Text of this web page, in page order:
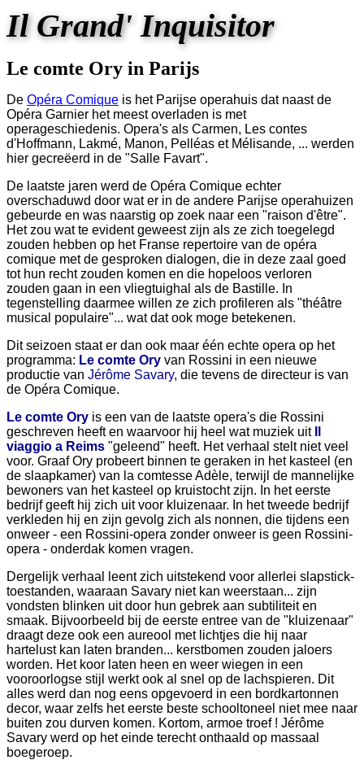
Il Grand' Inquisitor
Le comte Ory in Parijs
De Opéra Comique is het Parijse operahuis dat naast de
Opéra Garnier het meest overladen is met
operageschiedenis. Opera's als Carmen, Les contes
d'Hoffmann, Lakmé, Manon, Pelléas et Mélisande, ... werden
hier gecreëerd in de "Salle Favart".
De laatste jaren werd de Opéra Comique echter
overschaduwd door wat er in de andere Parijse operahuizen
gebeurde en was naarstig op zoek naar een "raison d'être".
Het zou wat te evident geweest zijn als ze zich toegelegd
zouden hebben op het Franse repertoire van de opéra
comique met de gesproken dialogen, die in deze zaal goed
tot hun recht zouden komen en die hopeloos verloren
zouden gaan in een vliegtuighal als de Bastille. In
tegenstelling daarmee willen ze zich profileren als "théâtre
musical populaire"... wat dat ook moge betekenen.
Dit seizoen staat er dan ook maar één echte opera op het
programma: Le comte Ory van Rossini in een nieuwe
productie van Jérôme Savary, die tevens de directeur is van
de Opéra Comique.
Le comte Ory is een van de laatste opera's die Rossini
geschreven heeft en waarvoor hij heel wat muziek uit
viaggio a Reims "geleend" heeft. Het verhaal stelt niet veel
voor. Graaf Ory probeert binnen te geraken in het kasteel (en
de slaapkamer) van la comtesse Adèle, terwijl de mannelijke
bewoners van het kasteel op kruistocht zijn. In het eerste
bedrijf geeft hij zich uit voor kluizenaar. In het tweede bedrijf
verkleden hij en zijn gevolg zich als nonnen, die tijdens een
onweer - een Rossini-opera zonder onweer is geen Rossini-
opera - onderdak komen vragen.
Dergelijk verhaal leent zich uitstekend voor allerlei slapstick-
toestanden, waaraan Savary niet kan weerstaan... zijn
vondsten blinken uit door hun gebrek aan subtiliteit en
smaak. Bijvoorbeeld bij de eerste entree van de "kluizenaar"
draagt deze ook een aureool met lichtjes die hij naar
hartelust kan laten branden... kerstbomen zouden jaloers
worden. Het koor laten heen en weer wiegen in een
vooroorlogse stijl werkt ook al snel op de lachspieren. Dit
alles werd dan nog eens opgevoerd in een bordkartonnen
decor, waar zelfs het eerste beste schooltoneel niet mee naar
buiten zou durven komen. Kortom, armoe troef ! Jérôme
Savary werd op het einde terecht onthaald op massaal
boegeroep.